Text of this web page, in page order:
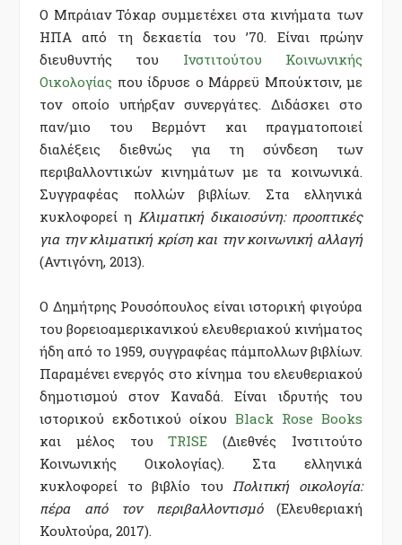
Ο Μπράιαν Τόκαρ συμμετέχει στα κινήματα των
ΗΠΑ από τη δεκαετία του ’70. Είναι πρώην
διευθυντής του Ινστιτούτου Κοινωνικής
Οικολογίας που ίδρυσε ο Μάρρεϋ Μπούκτσιν, με
τον οποίο υπήρξαν συνεργάτες. Διδάσκει στο
παν/μιο του Βερμόντ και πραγματοποιεί
διαλέξεις διεθνώς για τη σύνδεση των
περιβαλλοντικών κινημάτων με τα κοινωνικά.
Συγγραφέας πολλών βιβλίων. Στα ελληνικά
κυκλοφορεί η Κλιματική δικαιοσύνη: προοπτικές
για την κλιματική κρίση και την κοινωνική αλλαγή
(Αντιγόνη, 2013).
Ο Δημήτρης Ρουσόπουλος είναι ιστορική φιγούρα
του βορειοαμερικανικού ελευθεριακού κινήματος
ήδη από το 1959, συγγραφέας πάμπολλων βιβλίων.
Παραμένει ενεργός στο κίνημα του ελευθεριακού
δημοτισμού στον Καναδά. Είναι ιδρυτής του
ιστορικού εκδοτικού οίκου Black Rose Books
και μέλος τουTRISE (Διεθνές Ινστιτούτο
Κοινωνικής Οικολογίας). Στα ελληνικά
κυκλοφορεί το βιβλίο τουΠολιτική οικολογία:
πέρα από τον περιβαλλοντισμό(Ελευθεριακή
Κουλτούρα, 2017).